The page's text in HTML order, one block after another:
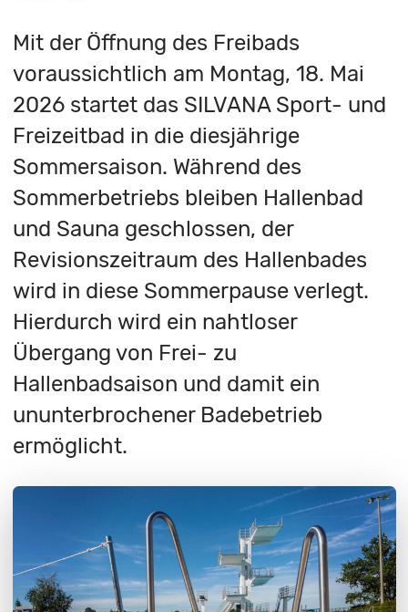
Mit der Öffnung des Freibads
voraussichtlich am Montag, 18. Mai
2026 startet das SILVANA Sport- und
Freizeitbad in die diesjährige
Sommersaison. Während des
Sommerbetriebs bleiben Hallenbad
und Sauna geschlossen, der
Revisionszeitraum des Hallenbades
wird in diese Sommerpause verlegt.
Hierdurch wird ein nahtloser
Übergang von Frei- zu
Hallenbadsaison und damit ein
ununterbrochener Badebetrieb
ermöglicht.